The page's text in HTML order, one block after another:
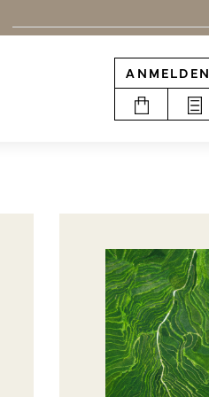
ANMELDEN